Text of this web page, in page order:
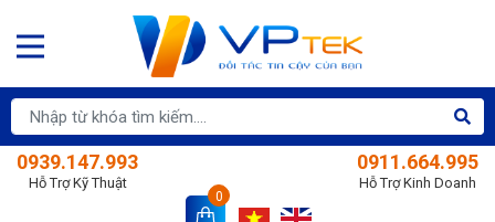
0939.147.993
Hỗ Trợ Kỹ Thuật
0911.664.995
Hỗ Trợ Kinh Doanh
0